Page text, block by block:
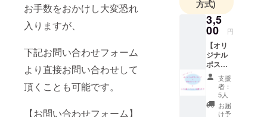
お手数をおかけし大変恐れ
入りますが、
下記お問い合わせフォーム
より直接お問い合わせして
頂くことも可能です。
【お問い合わせフォーム】
加工場（職
人）によっ
て丁寧に作
られたパー
ツや環境に
配慮した素
材、日本製
の質が高い
紙などを用
方式)
3,5
00 円
【オリ
ジナル
ポスト
カード
とお礼
のメッ
セージ
＋こど
支援
者：
5人
お届
け予